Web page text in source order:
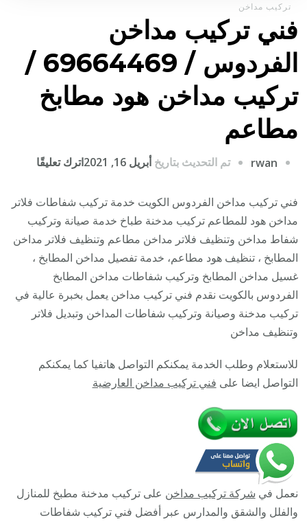
تركيب مداخن
فني تركيب مداخن
الفردوس / 69664469 /
تركيب مداخن هود مطابخ
مطاعم
rwan تم التحديث بتاريخأبريل 16, 2021 اترك تعليقًا
تركيب
مداخن
/
فني تركيب مداخن الفردوس الكويت خدمة تركيب شفاطات فلاتر
مداخن هود للمطاعم تركيب مدخنة طباخ خدمة صيانة وتركيب
شفاط مداخن وتنظيف فلاتر مداخن مطاعم وتنظيف فلاتر مداخن
المطابخ ، تنظيف هود مطاعم، خدمة تفصيل مداخن المطابخ ،
غسيل مداخن المطابخ وتركيب شفاطات مداخن المطابخ
الفردوس بالكويت نقدم فني تركيب مداخن يعمل بخبرة عالية في
تركيب مدخنة وصيانة وتركيب شفاطات المداخن وتبديل فلاتر
وتنظيف مداخن
للاستعلام وطلب الخدمة يمكنكم التواصل هاتفيا كما يمكنكم
التواصل ايضا على فني تركيب مداخن العارضية
نعمل في شركة تركيب مداخن على تركيب مدخنة مطبخ للمنازل
والفلل والشقق والمدارس عبر أفضل فني تركيب شفاطات